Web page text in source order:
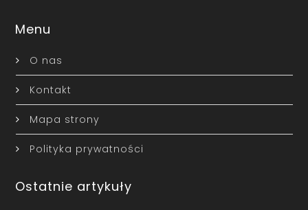
Menu
O nas
Kontakt
Mapa strony
Polityka prywatności
Ostatnie artykuły